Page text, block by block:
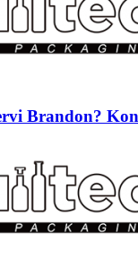
Brandon?